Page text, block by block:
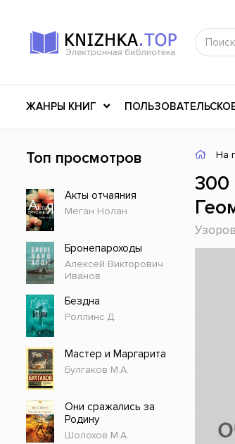
ЖАНРЫ КНИГ
Российское искусство
Детективы
Детские книги
История
Разное
Прочие издания
Медицина и
Мемуары и
На
300
Топ просмотров
Акты отчаяния
Меган Нолан
Бронепароходы
Алексей Викторович
Иванов
Бездна
Роллинс Д.
Мастер и Маргарита
Булгаков М.А.
Они сражались за
Родину
Шолохов М.А.